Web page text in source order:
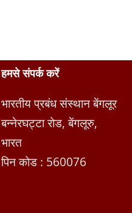
हमसे संपर्क करें
भारतीय प्रबंध संस्थान बेंगलूर
बन्नेरघट्टा रोड, बेंगलूरु,
भारत
पिन कोड : 560076